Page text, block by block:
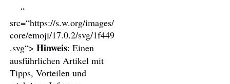
“
src=“https://s.w.org/images/
core/emoji/17.0.2/svg/1f449
.svg“> Hinweis: Einen
ausführlichen Artikel mit
Tipps, Vorteilen und